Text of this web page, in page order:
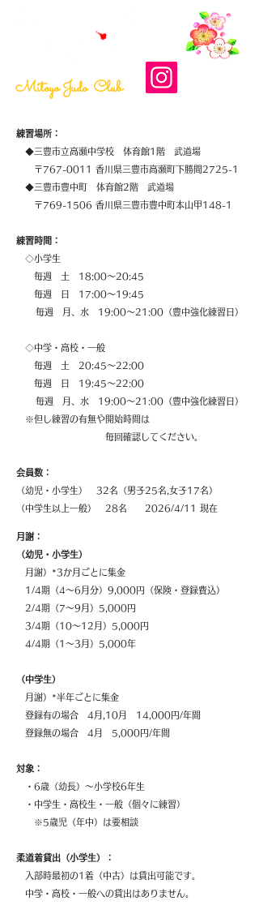
Mitoyo Judo Club
練習場所：
​ ◆三豊市立高瀬中学校 体育館1階 武道場
〒767-0011 香川県三豊市高瀬町下勝間2725-1
◆三豊市豊中町 体育館2階 武道場
〒769-1506 香川県三豊市豊中町本山甲148-1
練習時間：
​ ◇小学生
毎週 土 18:00～20:45
毎週 日 17:00～19:45
毎週 月、水 19:00～21:00（豊中強化練習日）
◇中学・高校・一般
毎週 土 20:45～22:00
毎週 日 19:45～22:00
毎週 月、水 19:00～21:00（豊中強化練習日）
※但し練習の有無や開始時間は
毎回確認してください。
会員数：
（幼児・小学生） 32名（男子25名,女子17名）
（中学生以上一般） 28名 2026/4/11 現在
月謝：
（幼児・小学生）
月謝）*3か月ごとに集金
1/4期（4～6月分）9,000円（保険・登録費込）
2/4期（7～9月）5,000円
3/4期（10～12月）5,000円
4/4期（1～3月）5,000年
（中学生）
月謝）*半年ごとに集金
登録有の場合 4月,10月 14,000円/年間
登録無の場合 4月 5,000円/年間
対象：
・6歳（幼長）～小学校6年生
​ ・中学生・高校生・一般（個々に練習）
※5歳児（年中）は要相談
柔道着貸出（小学生）：
入部時最初の1着（中古）は貸出可能です。
​ 中学・高校・一般への貸出はありません。